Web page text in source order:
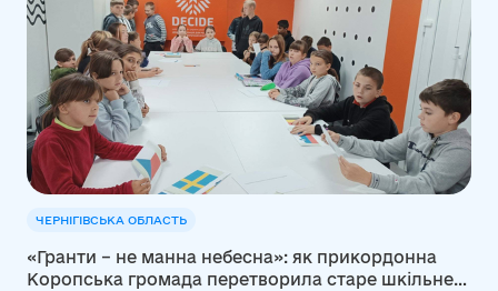
ЧЕРНІГІВСЬКА ОБЛАСТЬ
«Гранти – не манна небесна»: як прикордонна
Коропська громада перетворила старе шкільне